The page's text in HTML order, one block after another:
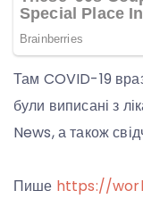
Там COVID-19
були виписані з
News, а також
Пише https://